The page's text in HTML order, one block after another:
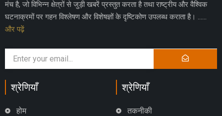
मंच है, जो विभिन्न क्षेत्रों से जुड़ी खबरें प्रस्तुत करता है तथा राष्ट्रीय और वैश्विक
घटनाक्रमों पर गहन विश्लेषण और विशेषज्ञों के दृष्टिकोण उपलब्ध कराता है। ……
और पढ़ें
श्रेणियाँ
होम
श्रेणियाँ
तकनीकी